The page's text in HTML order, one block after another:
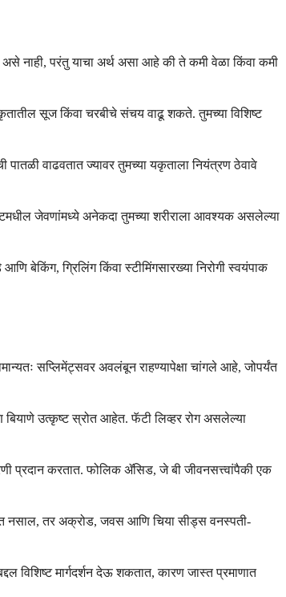
नाही, परंतु याचा अर्थ असा आहे की ते कमी वेळा किंवा कमी
सूज किंवा चरबीचे संचय वाढू शकते. तुमच्या विशिष्ट
वाढवतात ज्यावर तुमच्या यकृताला नियंत्रण ठेवावे
जेवणांमध्ये अनेकदा तुमच्या शरीराला आवश्यक असलेल्या
ग्रिलिंग किंवा स्टीमिंगसारख्या निरोगी स्वयंपाक
सप्लिमेंट्सवर अवलंबून राहण्यापेक्षा चांगले आहे, जोपर्यंत
उत्कृष्ट स्रोत आहेत. फॅटी लिव्हर रोग असलेल्या
प्रदान करतात. फोलिक ॲसिड, जे बी जीवनसत्त्वांपैकी एक
नसाल, तर अक्रोड, जवस आणि चिया सीड्स वनस्पती-
विशिष्ट मार्गदर्शन देऊ शकतात, कारण जास्त प्रमाणात